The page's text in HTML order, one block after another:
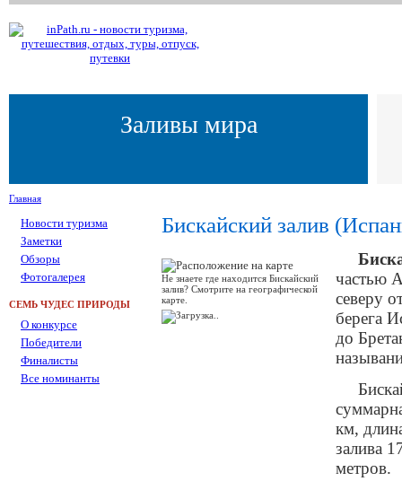
Заливы мира
Главная
Новости туризма
Заметки
Обзоры
Фотогалерея
СЕМЬ ЧУДЕС ПРИРОДЫ
О конкурсе
Победители
Финалисты
Все номинанты
Бискайский залив
Не знаете где находится Бискайский
залив? Смотрите на географической
карте.
частью
северу
берега
до
км,
залива
метров.